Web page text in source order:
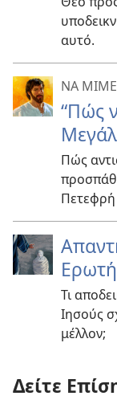
αυτό.
ΝΑ
“Πώς
Πώς
Πετεφρή
Τι
Ιησούς
μέλλον;
Δείτε